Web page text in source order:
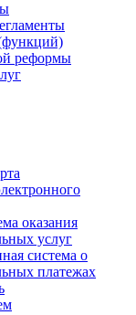
реформы
оказания
услуг
система о
платежах